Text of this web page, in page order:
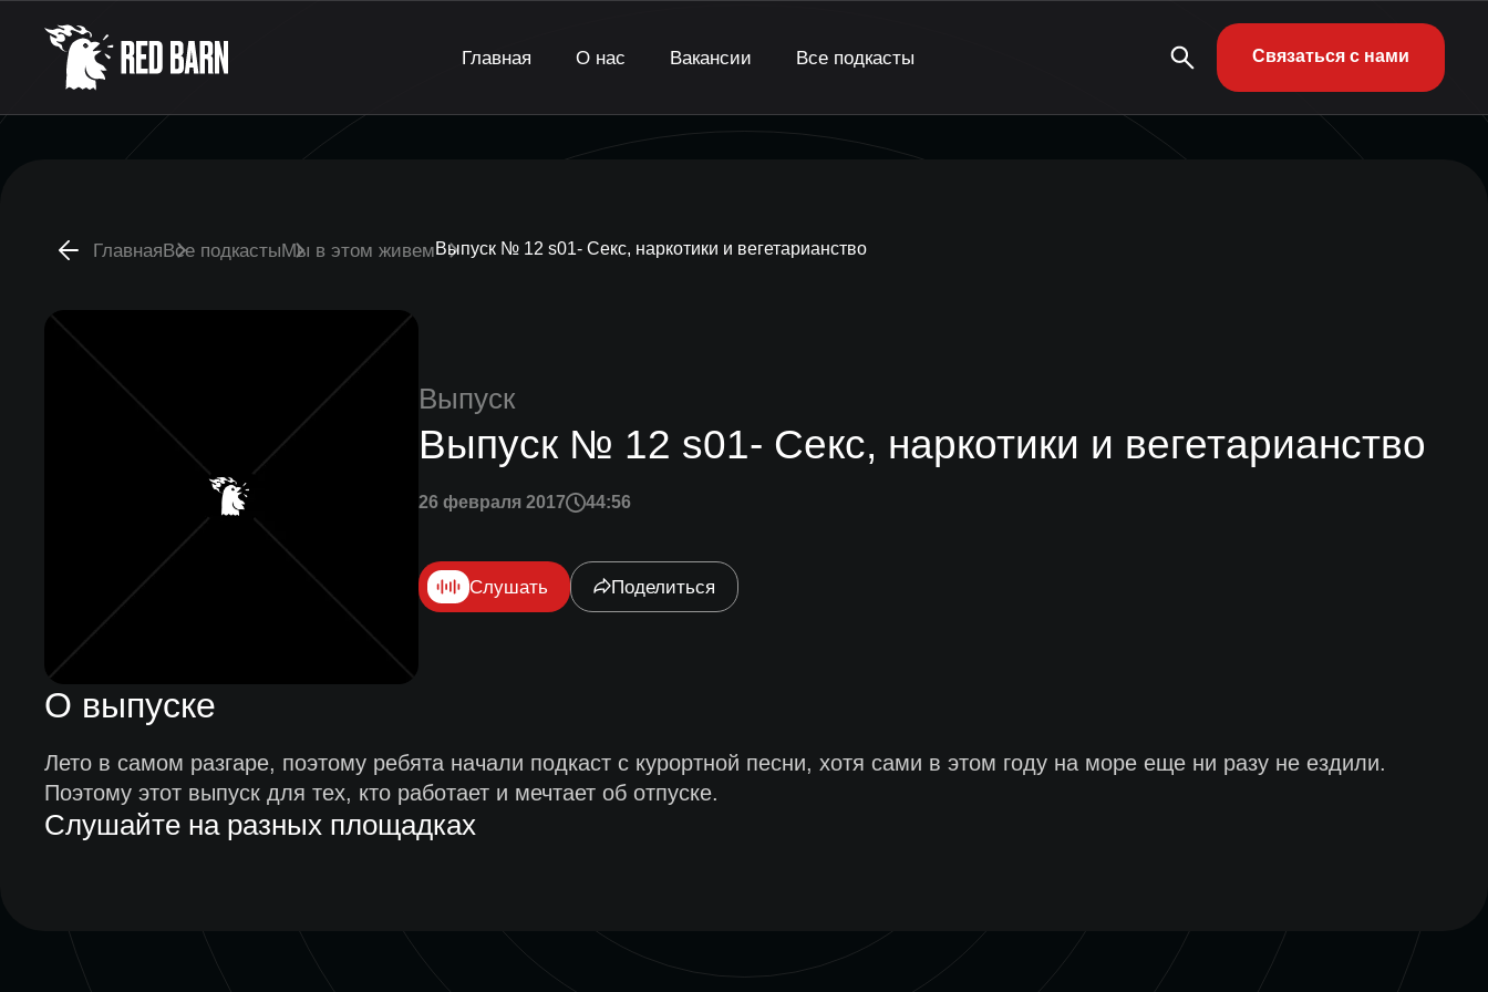
Главная О нас Вакансии Все подкасты Связаться с нами
ГлавнаяВсе подкастыМы в этом живемВыпуск № 12 s01- Секс, наркотики и вегетарианство
Выпуск
Выпуск № 12 s01- Секс, наркотики и вегетарианство
26 февраля 2017 44:56
Слушать Поделиться
О выпуске
Лето в самом разгаре, поэтому ребята начали подкаст с курортной песни, хотя сами в этом году на море еще ни разу не ездили.
Поэтому этот выпуск для тех, кто работает и мечтает об отпуске.
Слушайте на разных площадках